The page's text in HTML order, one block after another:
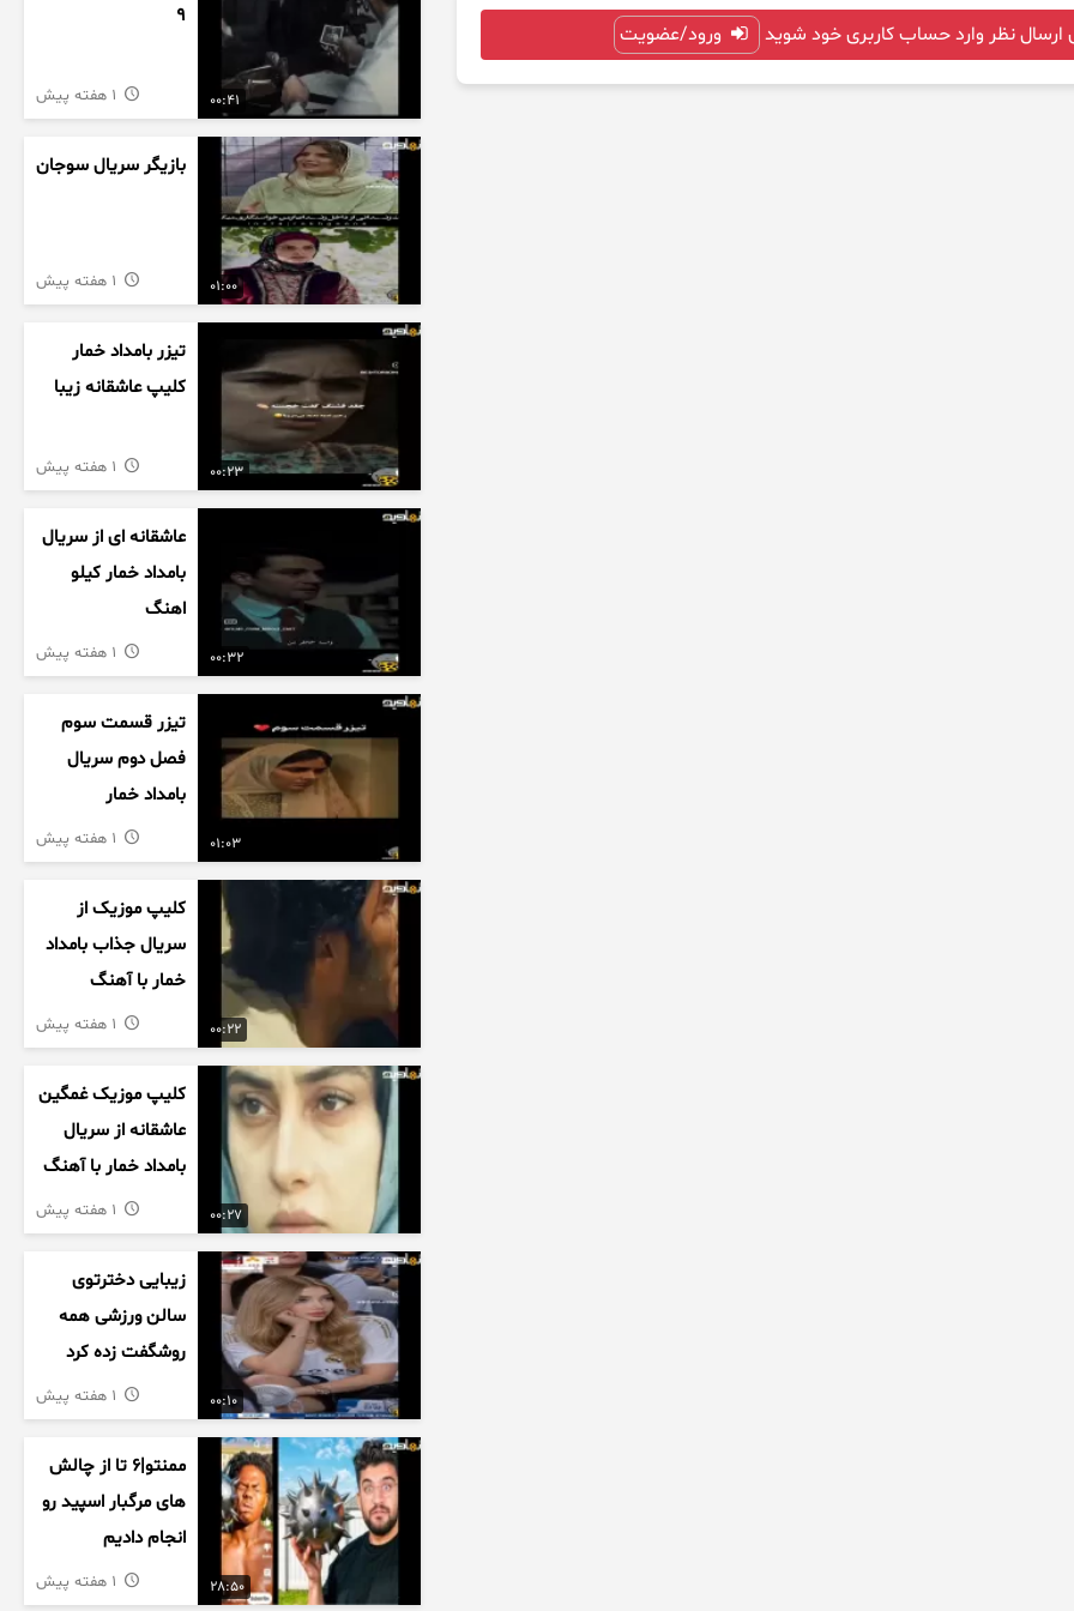
ارسال نظر وارد حساب کاربری خود شوید ورود/عضویت
00:41
9
01:00
بازیگر سریال سوجان
00:23
تیزر بامداد خمار
کلیپ عاشقانه زیبا
00:32
عاشقانه ای از سریال
بامداد خمار کیلو
اهنگ
01:03
تیزر قسمت سوم
فصل دوم سریال
بامداد خمار
00:22
کلیپ موزیک از
سریال جذاب بامداد
خمار با آهنگ
عاشقانه
00:27
کلیپ موزیک غمگین
عاشقانه از سریال
بامداد خمار با آهنگ
احسان خواجه امیری
00:10
زیبایی دخترتوی
سالن ورزشی همه
روشگفت زده کرد
28:50
ممنتو|۶ تا از چالش
های مرگبار اسپید رو
انجام دادیم